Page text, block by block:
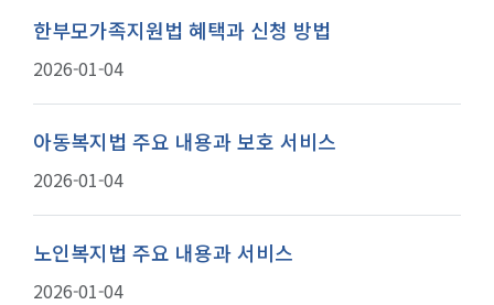
한부모가족지원법 혜택과 신청 방법
2026-01-04
아동복지법 주요 내용과 보호 서비스
2026-01-04
노인복지법 주요 내용과 서비스
2026-01-04